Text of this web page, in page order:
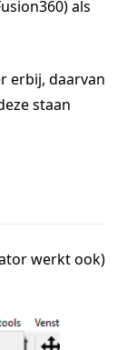
als
erbij, daarvan
staan
werkt ook)